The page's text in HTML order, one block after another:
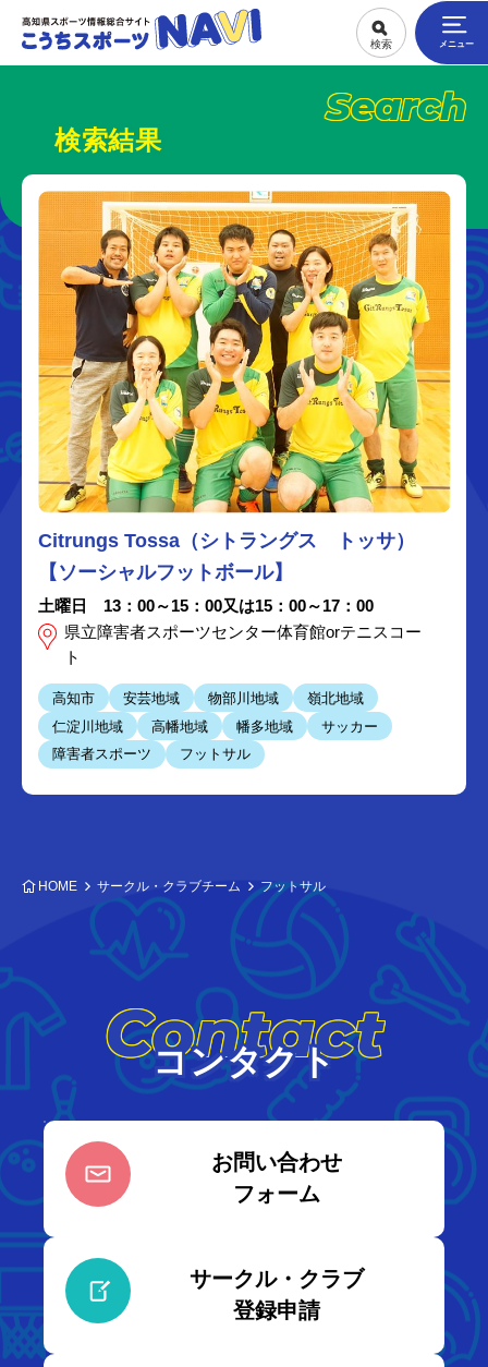
Search
検索結果
Citrungs Tossa（シトラングス トッサ）
【ソーシャルフットボール】
土曜日 13：00～15：00又は15：00～17：00
県立障害者スポーツセンター体育館orテニスコー
ト
高知市 安芸地域 物部川地域
嶺北地域
仁淀川地域
高幡地域 幡多地域
サッカー
障害者スポーツ
フットサル
HOME サークル・クラブチーム フットサル
Contact
コンタクト
お問い合わせ
フォーム
サークル・クラブ
登録申請